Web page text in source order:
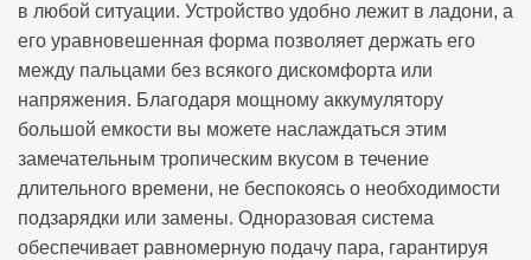
в любой ситуации. Устройство удобно лежит в ладони, а
его уравновешенная форма позволяет держать его
между пальцами без всякого дискомфорта или
напряжения. Благодаря мощному аккумулятору
большой емкости вы можете наслаждаться этим
замечательным тропическим вкусом в течение
длительного времени, не беспокоясь о необходимости
подзарядки или замены. Одноразовая система
обеспечивает равномерную подачу пара, гарантируя